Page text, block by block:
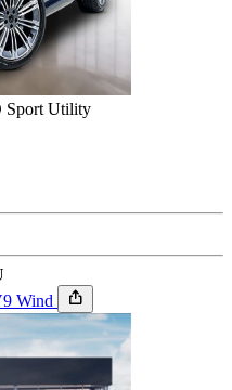
Sport Utility
Wind